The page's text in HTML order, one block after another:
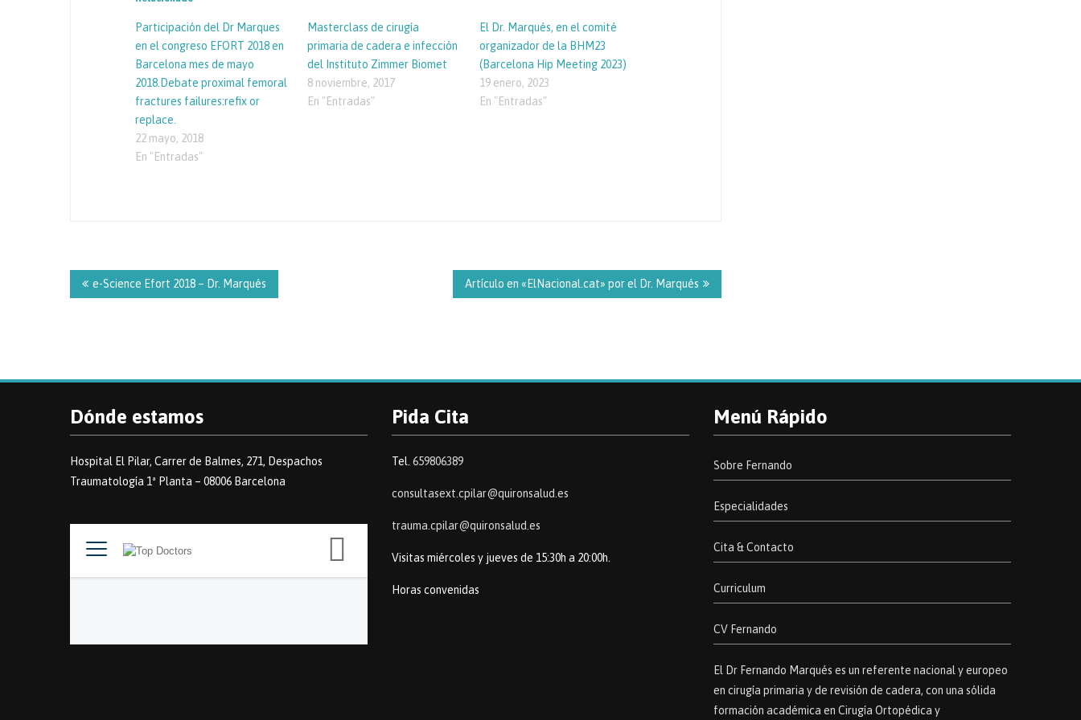
Participación del Dr Marques
en el congreso EFORT 2018 en
Barcelona mes de mayo
2018.Debate proximal femoral
fractures failures:refix or
replace.
22 mayo, 2018
En "Entradas"
Masterclass de cirugía
primaria de cadera e infección
del Instituto Zimmer Biomet
8 noviembre, 2017
En "Entradas"
El Dr. Marqués, en el comité
organizador de la BHM23
(Barcelona Hip Meeting 2023)
19 enero, 2023
En "Entradas"
de
entradas
e-Science Efort 2018 – Dr. Marqués Artículo en «ElNacional.cat» por el Dr. Marqués
Dónde estamos
Hospital El Pilar, Carrer de Balmes, 271, Despachos
Traumatología 1ª Planta – 08006 Barcelona
Pida Cita
Tel. 659806389
consultasext.cpilar@quironsalud.es
trauma.cpilar@quironsalud.es
Visitas miércoles y jueves de 15:30h a 20:00h.
Horas convenidas
Menú Rápido
Sobre Fernando
Especialidades
Cita & Contacto
Curriculum
CV Fernando
El Dr Fernando Marqués es un referente nacional y europeo
en cirugía primaria y de revisión de cadera, con una sólida
formación académica en Cirugía Ortopédica y